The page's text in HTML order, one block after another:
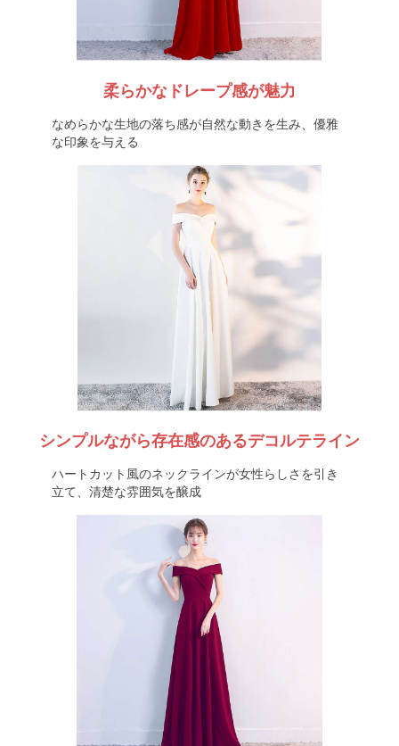
柔らかなドレープ感が魅力
なめらかな生地の落ち感が自然な動きを生み、優雅
な印象を与える
シンプルながら存在感のあるデコルテライン
ハートカット風のネックラインが女性らしさを引き
立て、清楚な雰囲気を醸成